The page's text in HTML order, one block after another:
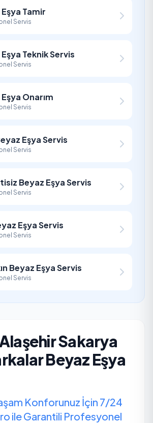
Tamir
Servis
Teknik Servis
Servis
Onarım
Servis
Eşya Servis
Servis
Beyaz Eşya Servis
Servis
Eşya Servis
Servis
Beyaz Eşya Servis
Servis
Sakarya
Beyaz Eşya
Konforunuz İçin 7/24
ile Garantili Profesyonel